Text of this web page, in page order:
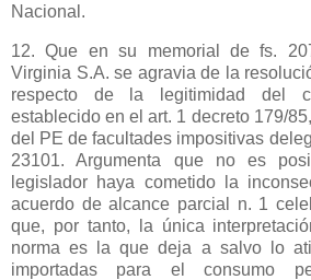
Nacional.
12. Que en su memorial de fs.
Virginia S.A. se agravia de la
respecto de la legitimidad del
establecido en el art. 1 decreto 179/
del PE de facultades impositivas
23101. Argumenta que no es
legislador haya cometido la
acuerdo de alcance parcial n. 1
que, por tanto, la única
norma es la que deja a salvo lo
importadas para el consumo